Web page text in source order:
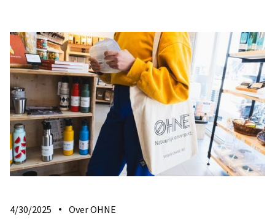
4/30/2025 Over OHNE